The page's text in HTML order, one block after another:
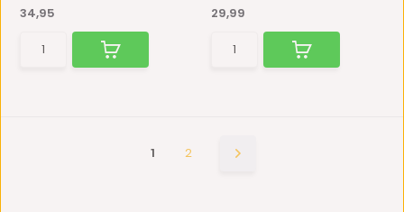
34,95
29,99
1 2